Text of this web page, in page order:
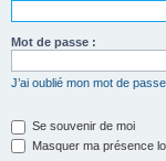
Mot de passe :
J’ai oublié mon mot de passe
Se souvenir de moi
Masquer ma présence